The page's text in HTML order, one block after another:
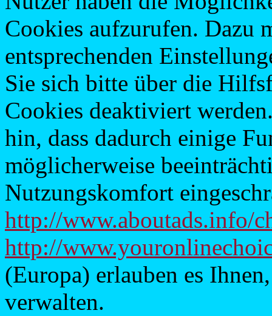
Cookies aufzurufen. Dazu
entsprechenden
Sie sich bitte über die
Cookies deaktiviert
hin, dass dadurch einige
möglicherweise
Nutzungskomfort
http://www.aboutads.info/
http://
(Europa) erlauben es
verwalten.